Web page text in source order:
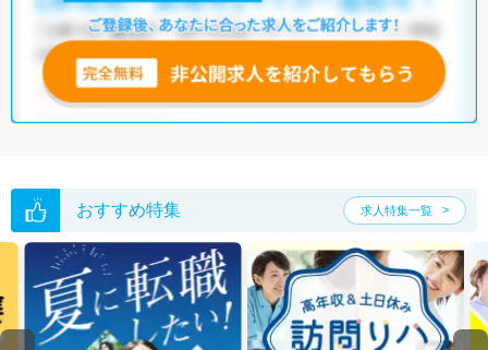
おすすめ特集 求人特集一覧